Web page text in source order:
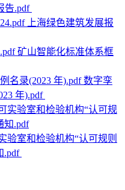
告.pdf
上海绿色建筑发展报
矿山智能化标准体系框
数字孪
年).pdf
验室和检验机构“认可规则
.pdf